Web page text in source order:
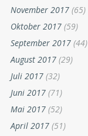
November 2017 (65)
Oktober 2017 (59)
September 2017 (44)
August 2017 (29)
Juli 2017 (32)
Juni 2017 (71)
Mai 2017 (52)
April 2017 (51)